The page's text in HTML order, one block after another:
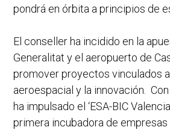
pondrá en órbita a principios de
El conseller ha incidido en la
Generalitat y el aeropuerto de
promover proyectos vinculados
aeroespacial y la innovación.
ha impulsado el ‘ESA-BIC
primera incubadora de